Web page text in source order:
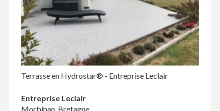
Terrasse en Hydrostar® - Entreprise Leclair
Entreprise Leclair
Morbihan, Bretagne